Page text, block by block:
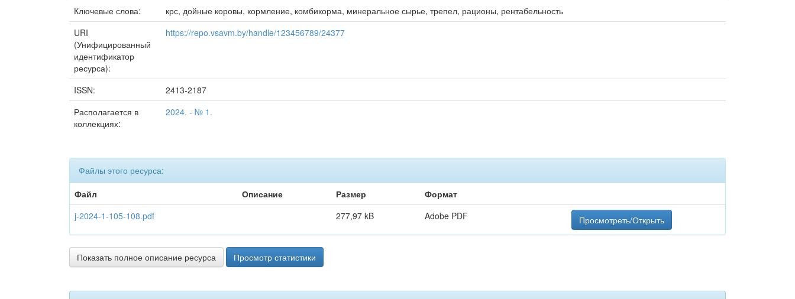
Ключевые слова:
крс, дойные коровы, кормление, комбикорма, минеральное сырье, трепел, рационы, рентабельность
URI
(Унифицированный
идентификатор
ресурса):
https://repo.vsavm.by/handle/123456789/24377
ISSN:
2413-2187
Располагается в
коллекциях:
2024. - № 1.
Файлы этого ресурса:
Файл
Описание Размер
Формат
j-2024-1-105-108.pdf
277,97 kB Adobe PDF Просмотреть/Открыть
Показать полное описание ресурса Просмотр статистики